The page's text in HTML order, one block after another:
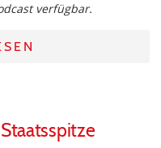
verfügbar.